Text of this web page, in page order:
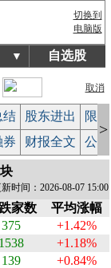
切换到
电脑版
▼ 自选股
取消
结 股东进出
限
券 财报全文 公
>
时间：2026-08-07 15:00
家数
平均涨幅
375
+1.42%
1538
+1.18%
139
+0.84%